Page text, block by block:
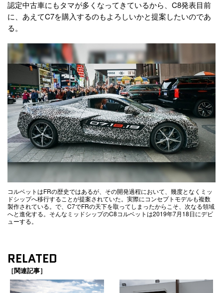
認定中古車にもタマが多くなってきているから、C8発表目前
に、あえてC7を購入するのもよろしいかと提案したいのであ
る。
コルベットはFRの歴史ではあるが、その開発過程において、幾度となくミッ
ドシップへ移行することが提案されていた。実際にコンセプトモデルも複数
製作されている。で、C7でFRの天下を取ってしまったからこそ、次なる領域
へと進化する。そんなミッドシップのC8コルベットは2019年7月18日にデビ
ューする。
RELATED
［関連記事］